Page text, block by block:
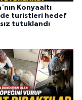
Konyaaltı
turistleri hedef
tutuklandı